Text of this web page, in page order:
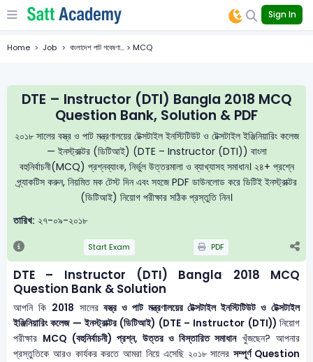
Sign In
Home Job বাংলাদেশ পাট গবেষণা... > MCQ
DTE – Instructor (DTI) Bangla 2018 MCQ
Question Bank, Solution & PDF
২০১৮ সালের বস্ত্র ও পাট মন্ত্রণালয়ের টেক্সটাইল ইনস্টিটিউট ও টেক্সটাইল ইঞ্জিনিয়ারিং কলেজ
— ইনস্ট্রাক্টর (ডিটিআই) (DTE – Instructor (DTI)) বাংলা
বহুনির্বাচনী(MCQ) প্রশ্নব্যাংক, নির্ভুল উত্তরমালা ও ব্যাখ্যাসহ সমাধান। ২৪+ প্রশ্নে
প্র্যাকটিস করুন, নিয়মিত মক টেস্ট দিন এবং সহজে PDF ডাউনলোড করে ডিটিই ইনস্ট্রাক্টর
(ডিটিআই) নিয়োগ পরীক্ষার সঠিক প্রস্তুতি নিন।
তারিখ: ২৭-০৯-২০১৮
Start Exam PDF
DTE – Instructor (DTI) Bangla 2018 MCQ
Question Bank & Solution
আপনি কি 2018 সালেরবস্ত্র ও পাট মন্ত্রণালয়ের টেক্সটাইল ইনস্টিটিউট ও টেক্সটাইল
ইঞ্জিনিয়ারিং কলেজ — ইনস্ট্রাক্টর (ডিটিআই) (DTE – Instructor (DTI)) নিয়োগ
পরীক্ষার MCQ (বহুনির্বাচনী) প্রশ্ন, উত্তর ও বিস্তারিত সমাধানখুঁজছেন? আপনার
প্রস্তুতিকে আরও কার্যকর করতে আমরা নিয়ে এসেছি ২০১৮ সালেরসম্পূর্ণ Question